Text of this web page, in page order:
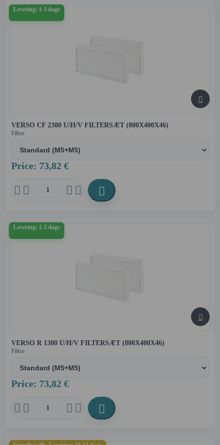
Levering: 1-3 dage

VERSO CF 2300 U/H/V FILTERSÆT (800X400X46)
Filtre
Price: 73,82 €
    
Levering: 1-3 dage

VERSO R 1300 U/H/V FILTERSÆT (800X400X46)
Filtre
Price: 73,82 €
    